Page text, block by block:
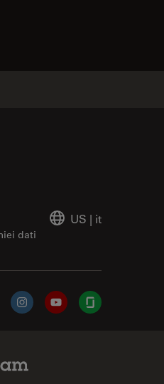
dati
US | it
InstagramYouTubeGlassdoor